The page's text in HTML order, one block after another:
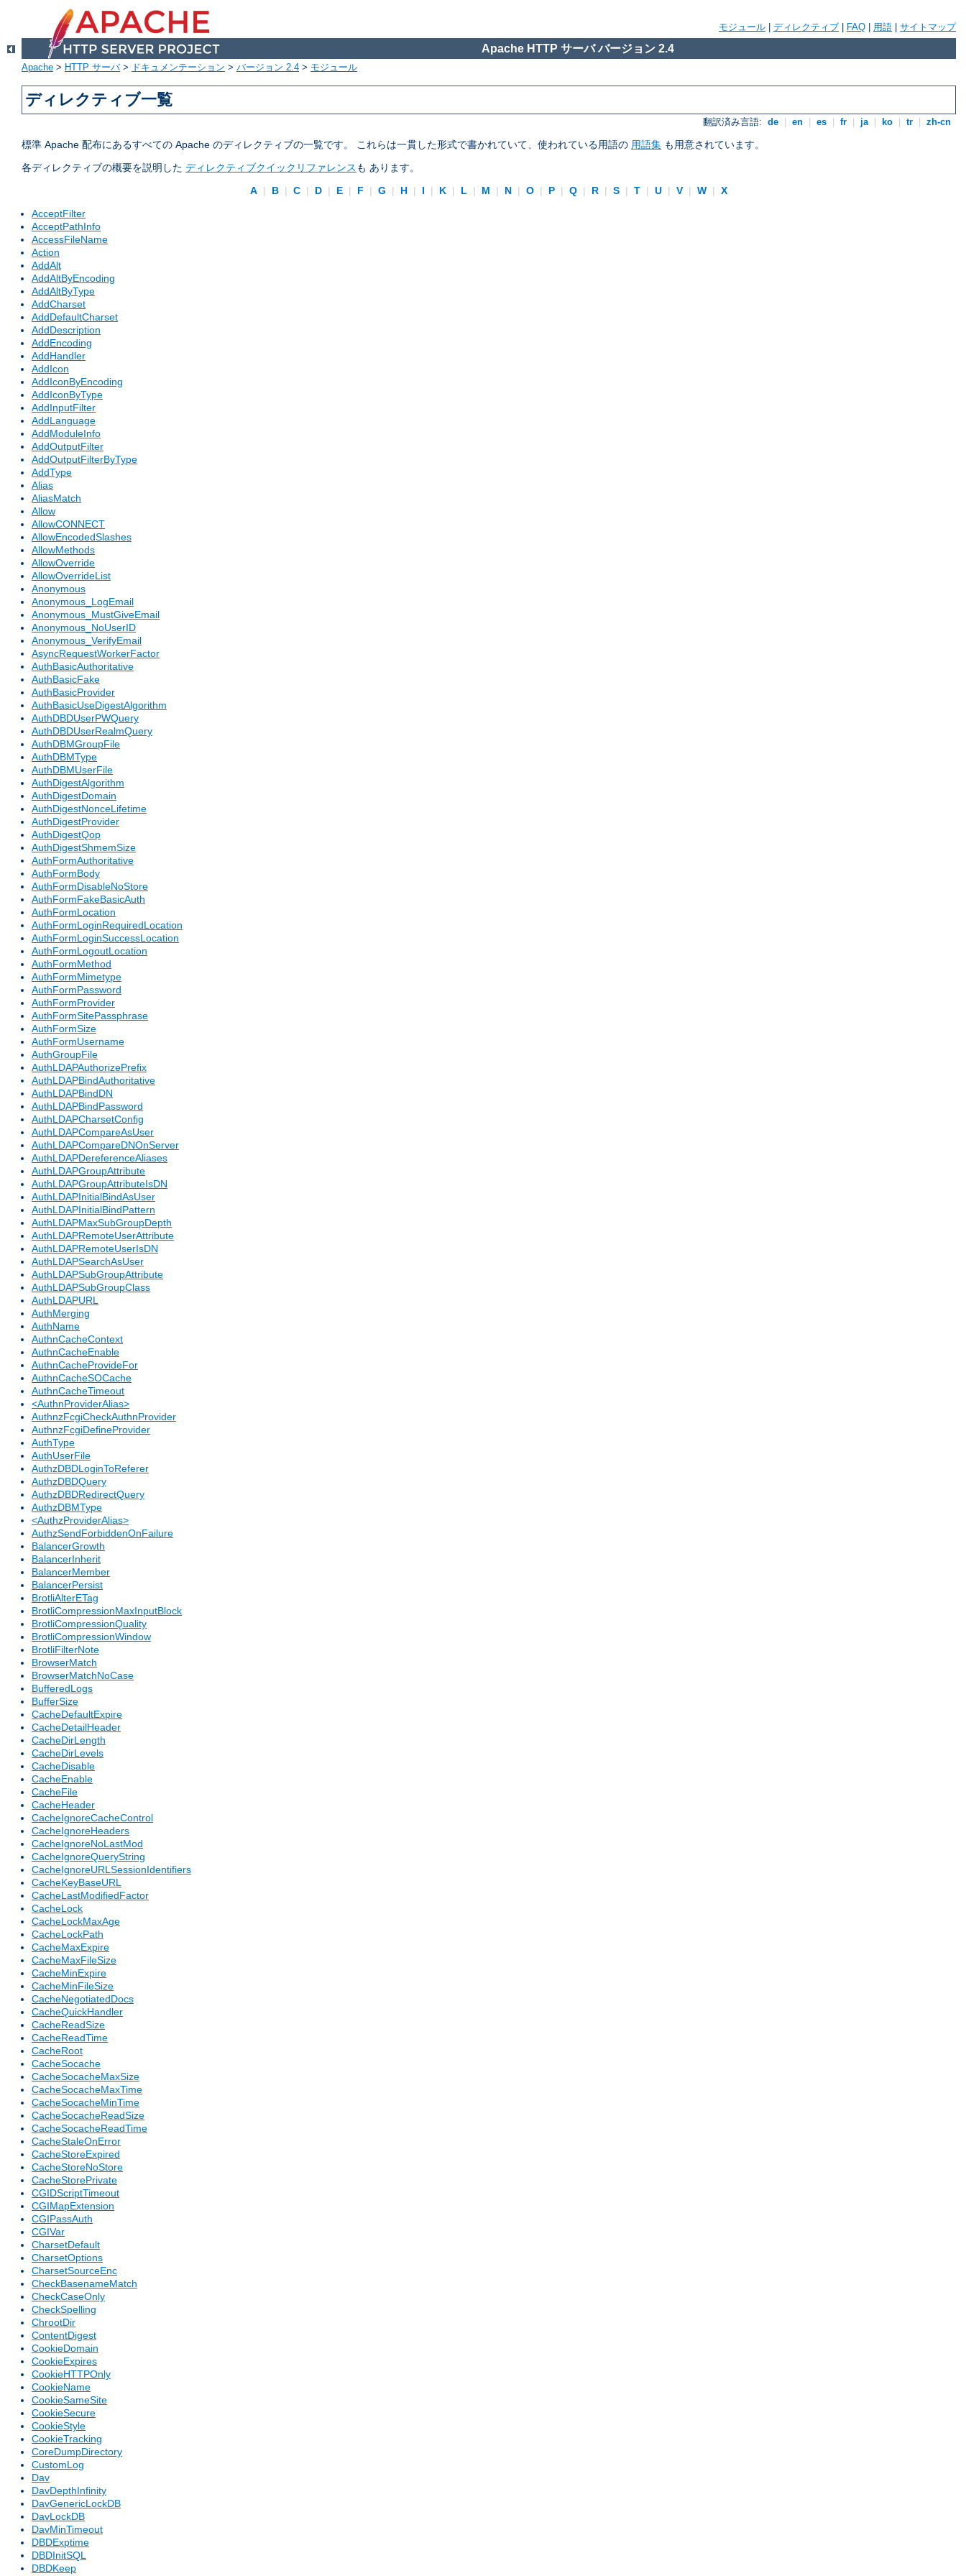
モジュール ディレクティブ FAQ 用語 サイトマップ
Apache HTTP サーバ バージョン 2.4
Apache > HTTP サーバ> ドキュメンテーション > バージョン 2.4 > モジュール
ディレクティブ一覧
翻訳済み言語: de en es fr ja ko tr zh-cn
標準 Apache 配布にあるすべての Apache のディレクティブの一覧です。 これらは一貫した形式で書かれていて、使われている用語の 用語集 も用意されています。
各ディレクティブの概要を説明した ディレクティブクイックリファレンス も あります。
A | B | C | D | E | F | G | H | I | K | L | M | N | O | P | Q | R | S | T | U | V | W |
X
AcceptFilter
AcceptPathInfo
AccessFileName
Action
AddAlt
AddAltByEncoding
AddAltByType
AddCharset
AddDefaultCharset
AddDescription
AddEncoding
AddHandler
AddIcon
AddIconByEncoding
AddIconByType
AddInputFilter
AddLanguage
AddModuleInfo
AddOutputFilter
AddOutputFilterByType
AddType
Alias
AliasMatch
Allow
AllowCONNECT
AllowEncodedSlashes
AllowMethods
AllowOverride
AllowOverrideList
Anonymous
Anonymous_LogEmail
Anonymous_MustGiveEmail
Anonymous_NoUserID
Anonymous_VerifyEmail
AsyncRequestWorkerFactor
AuthBasicAuthoritative
AuthBasicFake
AuthBasicProvider
AuthBasicUseDigestAlgorithm
AuthDBDUserPWQuery
AuthDBDUserRealmQuery
AuthDBMGroupFile
AuthDBMType
AuthDBMUserFile
AuthDigestAlgorithm
AuthDigestDomain
AuthDigestNonceLifetime
AuthDigestProvider
AuthDigestQop
AuthDigestShmemSize
AuthFormAuthoritative
AuthFormBody
AuthFormDisableNoStore
AuthFormFakeBasicAuth
AuthFormLocation
AuthFormLoginRequiredLocation
AuthFormLoginSuccessLocation
AuthFormLogoutLocation
AuthFormMethod
AuthFormMimetype
AuthFormPassword
AuthFormProvider
AuthFormSitePassphrase
AuthFormSize
AuthFormUsername
AuthGroupFile
AuthLDAPAuthorizePrefix
AuthLDAPBindAuthoritative
AuthLDAPBindDN
AuthLDAPBindPassword
AuthLDAPCharsetConfig
AuthLDAPCompareAsUser
AuthLDAPCompareDNOnServer
AuthLDAPDereferenceAliases
AuthLDAPGroupAttribute
AuthLDAPGroupAttributeIsDN
AuthLDAPInitialBindAsUser
AuthLDAPInitialBindPattern
AuthLDAPMaxSubGroupDepth
AuthLDAPRemoteUserAttribute
AuthLDAPRemoteUserIsDN
AuthLDAPSearchAsUser
AuthLDAPSubGroupAttribute
AuthLDAPSubGroupClass
AuthLDAPURL
AuthMerging
AuthName
AuthnCacheContext
AuthnCacheEnable
AuthnCacheProvideFor
AuthnCacheSOCache
AuthnCacheTimeout
<AuthnProviderAlias>
AuthnzFcgiCheckAuthnProvider
AuthnzFcgiDefineProvider
AuthType
AuthUserFile
AuthzDBDLoginToReferer
AuthzDBDQuery
AuthzDBDRedirectQuery
AuthzDBMType
<AuthzProviderAlias>
AuthzSendForbiddenOnFailure
BalancerGrowth
BalancerInherit
BalancerMember
BalancerPersist
BrotliAlterETag
BrotliCompressionMaxInputBlock
BrotliCompressionQuality
BrotliCompressionWindow
BrotliFilterNote
BrowserMatch
BrowserMatchNoCase
BufferedLogs
BufferSize
CacheDefaultExpire
CacheDetailHeader
CacheDirLength
CacheDirLevels
CacheDisable
CacheEnable
CacheFile
CacheHeader
CacheIgnoreCacheControl
CacheIgnoreHeaders
CacheIgnoreNoLastMod
CacheIgnoreQueryString
CacheIgnoreURLSessionIdentifiers
CacheKeyBaseURL
CacheLastModifiedFactor
CacheLock
CacheLockMaxAge
CacheLockPath
CacheMaxExpire
CacheMaxFileSize
CacheMinExpire
CacheMinFileSize
CacheNegotiatedDocs
CacheQuickHandler
CacheReadSize
CacheReadTime
CacheRoot
CacheSocache
CacheSocacheMaxSize
CacheSocacheMaxTime
CacheSocacheMinTime
CacheSocacheReadSize
CacheSocacheReadTime
CacheStaleOnError
CacheStoreExpired
CacheStoreNoStore
CacheStorePrivate
CGIDScriptTimeout
CGIMapExtension
CGIPassAuth
CGIVar
CharsetDefault
CharsetOptions
CharsetSourceEnc
CheckBasenameMatch
CheckCaseOnly
CheckSpelling
ChrootDir
ContentDigest
CookieDomain
CookieExpires
CookieHTTPOnly
CookieName
CookieSameSite
CookieSecure
CookieStyle
CookieTracking
CoreDumpDirectory
CustomLog
Dav
DavDepthInfinity
DavGenericLockDB
DavLockDB
DavMinTimeout
DBDExptime
DBDInitSQL
DBDKeep